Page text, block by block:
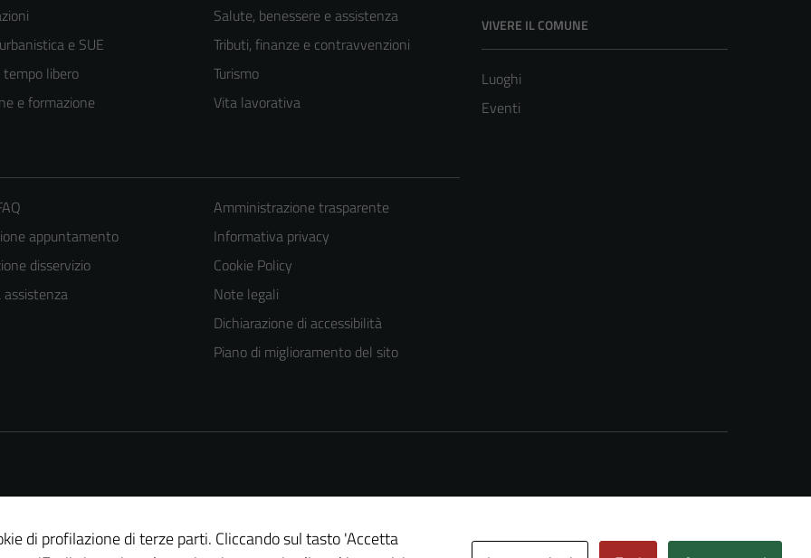
e SUE
libero
e formazione
Salute, benessere e assistenza
Tributi, finanze e contravvenzioni
Turismo
Vita lavorativa
VIVERE IL COMUNE
Luoghi
Eventi
appuntamento
disservizio
assistenza
Amministrazione trasparente
Informativa privacy
Cookie Policy
Note legali
Dichiarazione di accessibilità
Piano di miglioramento del sito
di profilazione di terze parti. Cliccando sul tasto 'Accetta
Tecnici
Questi cookie
disabilitati.